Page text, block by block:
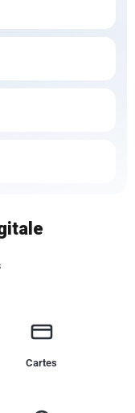
Cartes